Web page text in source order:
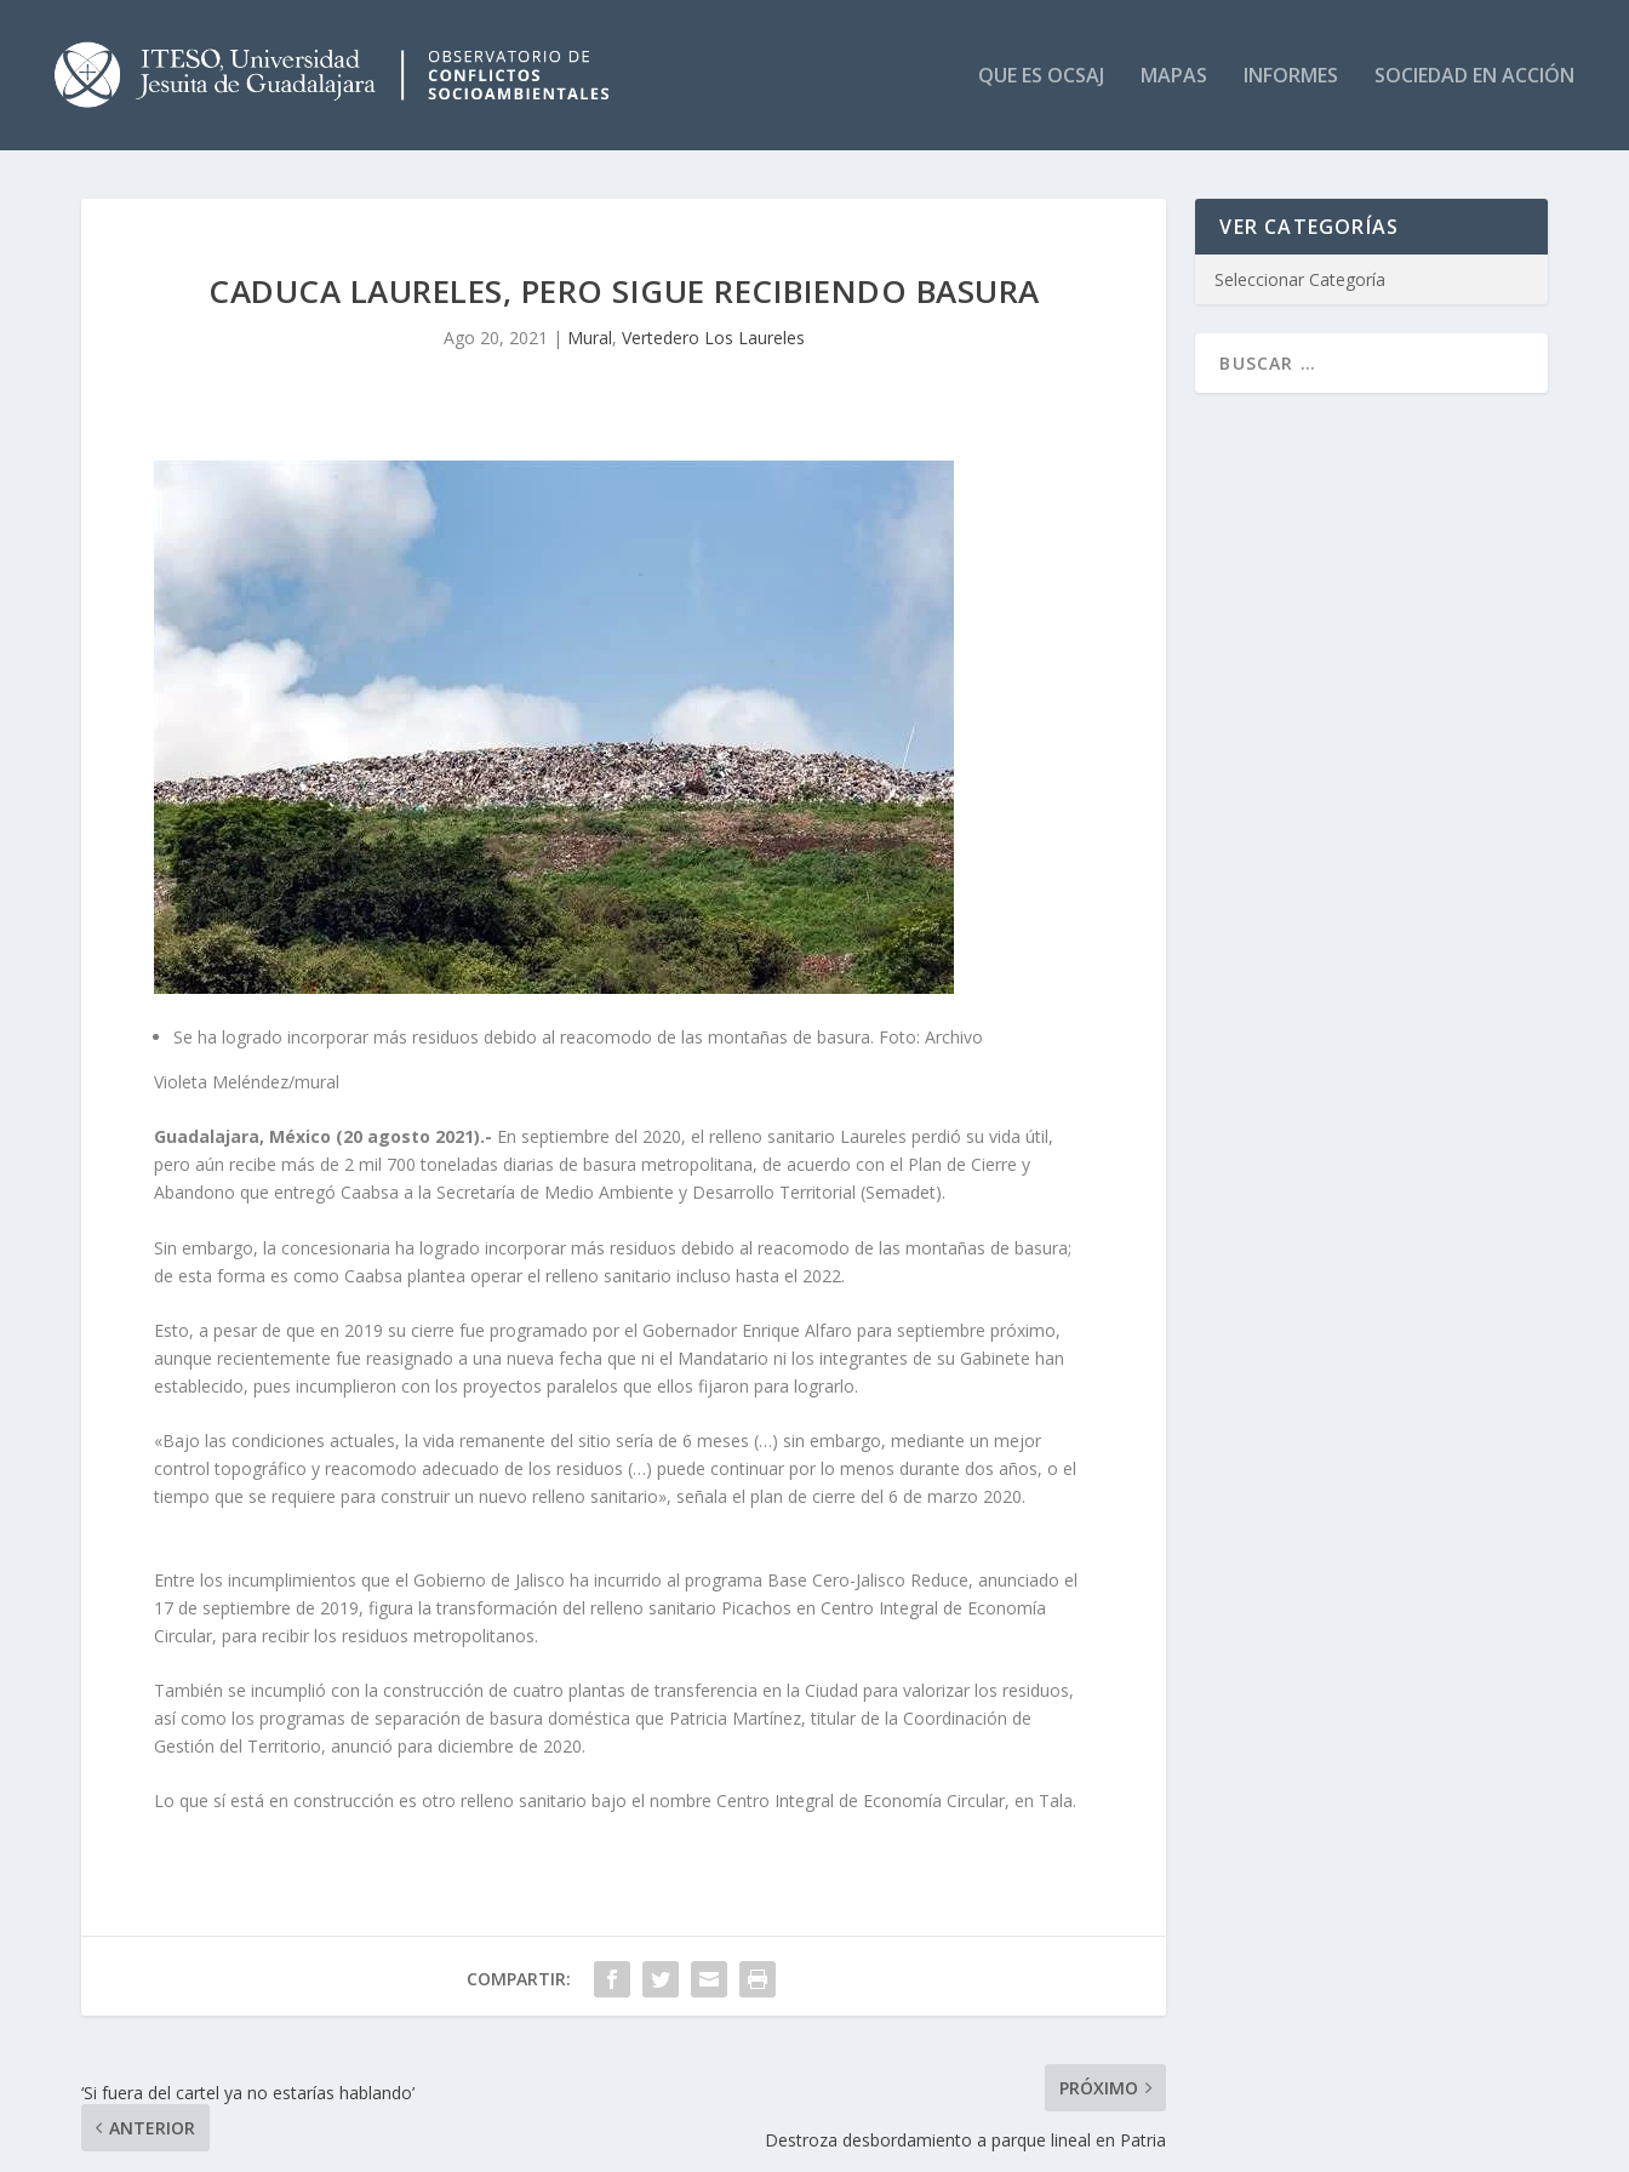
QUE ES OCSAJ MAPAS INFORMES SOCIEDAD EN ACCIÓN
CADUCA LAURELES, PERO SIGUE RECIBIENDO BASURA
Ago 20, 2021 | Mural, Vertedero Los Laureles
Se ha logrado incorporar más residuos debido al reacomodo de las montañas de basura. Foto: Archivo
Violeta Meléndez/mural
Guadalajara, México (20 agosto 2021).- En septiembre del 2020, el relleno sanitario Laureles perdió su vida útil,
pero aún recibe más de 2 mil 700 toneladas diarias de basura metropolitana, de acuerdo con el Plan de Cierre y
Abandono que entregó Caabsa a la Secretaría de Medio Ambiente y Desarrollo Territorial (Semadet).
Sin embargo, la concesionaria ha logrado incorporar más residuos debido al reacomodo de las montañas de basura;
de esta forma es como Caabsa plantea operar el relleno sanitario incluso hasta el 2022.
Esto, a pesar de que en 2019 su cierre fue programado por el Gobernador Enrique Alfaro para septiembre próximo,
aunque recientemente fue reasignado a una nueva fecha que ni el Mandatario ni los integrantes de su Gabinete han
establecido, pues incumplieron con los proyectos paralelos que ellos fijaron para lograrlo.
«Bajo las condiciones actuales, la vida remanente del sitio sería de 6 meses (…) sin embargo, mediante un mejor
control topográfico y reacomodo adecuado de los residuos (…) puede continuar por lo menos durante dos años, o el
tiempo que se requiere para construir un nuevo relleno sanitario», señala el plan de cierre del 6 de marzo 2020.
Entre los incumplimientos que el Gobierno de Jalisco ha incurrido al programa Base Cero-Jalisco Reduce, anunciado el
17 de septiembre de 2019, figura la transformación del relleno sanitario Picachos en Centro Integral de Economía
Circular, para recibir los residuos metropolitanos.
También se incumplió con la construcción de cuatro plantas de transferencia en la Ciudad para valorizar los residuos,
así como los programas de separación de basura doméstica que Patricia Martínez, titular de la Coordinación de
Gestión del Territorio, anunció para diciembre de 2020.
Lo que sí está en construcción es otro relleno sanitario bajo el nombre Centro Integral de Economía Circular, en Tala.
COMPARTIR:
‘Si fuera del cartel ya no estarías hablando’
ANTERIOR
PRÓXIMO
Destroza desbordamiento a parque lineal en Patria
VER CATEGORÍAS